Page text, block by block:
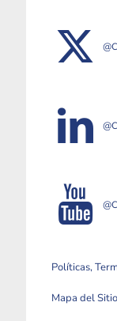
Políticas,
Mapa del Sitio